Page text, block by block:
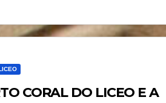
CORAL DO LICEO E A